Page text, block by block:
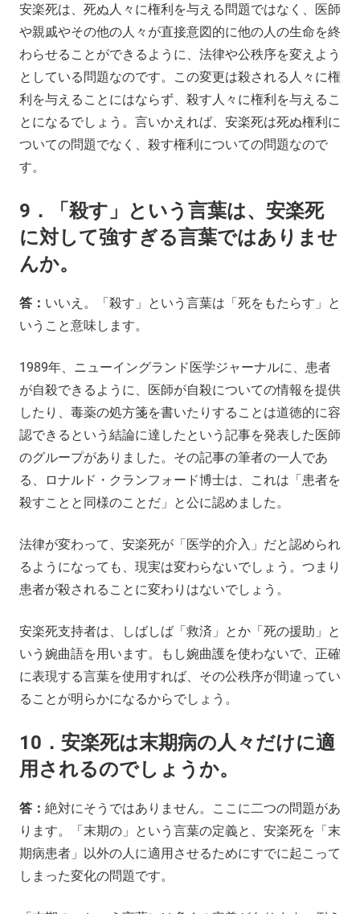
安楽死は、死ぬ人々に権利を与える問題ではなく、医師
や親戚やその他の人々が直接意図的に他の人の生命を終
わらせることができるように、法律や公秩序を変えよう
としている問題なのです。この変更は殺される人々に権
利を与えることにはならず、殺す人々に権利を与えるこ
とになるでしょう。言いかえれば、安楽死は死ぬ権利に
ついての問題でなく、殺す権利についての問題なので
す。
9．「殺す」という言葉は、安楽死
に対して強すぎる言葉ではありませ
んか。
答： いいえ。「殺す」という言葉は「死をもたらす」と
いうこと意味します。
1989年、ニューイングランド医学ジャーナルに、患者
が自殺できるように、医師が自殺についての情報を提供
したり、毒薬の処方箋を書いたりすることは道徳的に容
認できるという結論に達したという記事を発表した医師
のグループがありました。その記事の筆者の一人であ
る、ロナルド・クランフォード博士は、これは「患者を
殺すことと同様のことだ」と公に認めました。
法律が変わって、安楽死が「医学的介入」だと認められ
るようになっても、現実は変わらないでしょう。つまり
患者が殺されることに変わりはないでしょう。
安楽死支持者は、しばしば「救済」とか「死の援助」と
いう婉曲語を用います。もし婉曲護を使わないで、正確
に表現する言葉を使用すれば、その公秩序が間違ってい
ることが明らかになるからでしょう。
10．安楽死は末期病の人々だけに適
用されるのでしょうか。
答： 絶対にそうではありません。ここに二つの問題があ
ります。「末期の」という言葉の定義と、安楽死を「末
期病患者」以外の人に適用させるためにすでに起こって
しまった変化の問題です。